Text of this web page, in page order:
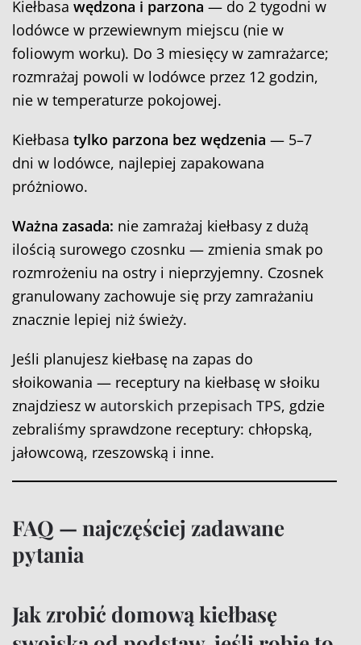
Kiełbasa wędzona i parzona — do 2 tygodni w
lodówce w przewiewnym miejscu (nie w
foliowym worku). Do 3 miesięcy w zamrażarce;
rozmrażaj powoli w lodówce przez 12 godzin,
nie w temperaturze pokojowej.
Kiełbasa tylko parzona bez wędzenia — 5–7
dni w lodówce, najlepiej zapakowana
próżniowo.
Ważna zasada: nie zamrażaj kiełbasy z dużą
ilością surowego czosnku — zmienia smak po
rozmrożeniu na ostry i nieprzyjemny. Czosnek
granulowany zachowuje się przy zamrażaniu
znacznie lepiej niż świeży.
Jeśli planujesz kiełbasę na zapas do
słoikowania — receptury na kiełbasę w słoiku
znajdziesz w autorskich przepisach TPS, gdzie
zebraliśmy sprawdzone receptury: chłopską,
jałowcową, rzeszowską i inne.
FAQ — najczęściej zadawane
pytania
Jak zrobić domową kiełbasę